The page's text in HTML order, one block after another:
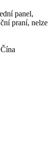
panel,
praní, nelze
Čína